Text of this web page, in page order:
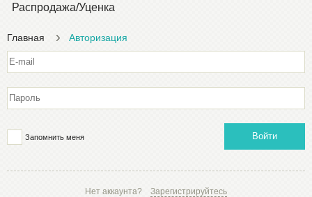
Распродажа/Уценка
Главная Авторизация
Запомнить меня Войти
Нет аккаунта? Зарегистрируйтесь